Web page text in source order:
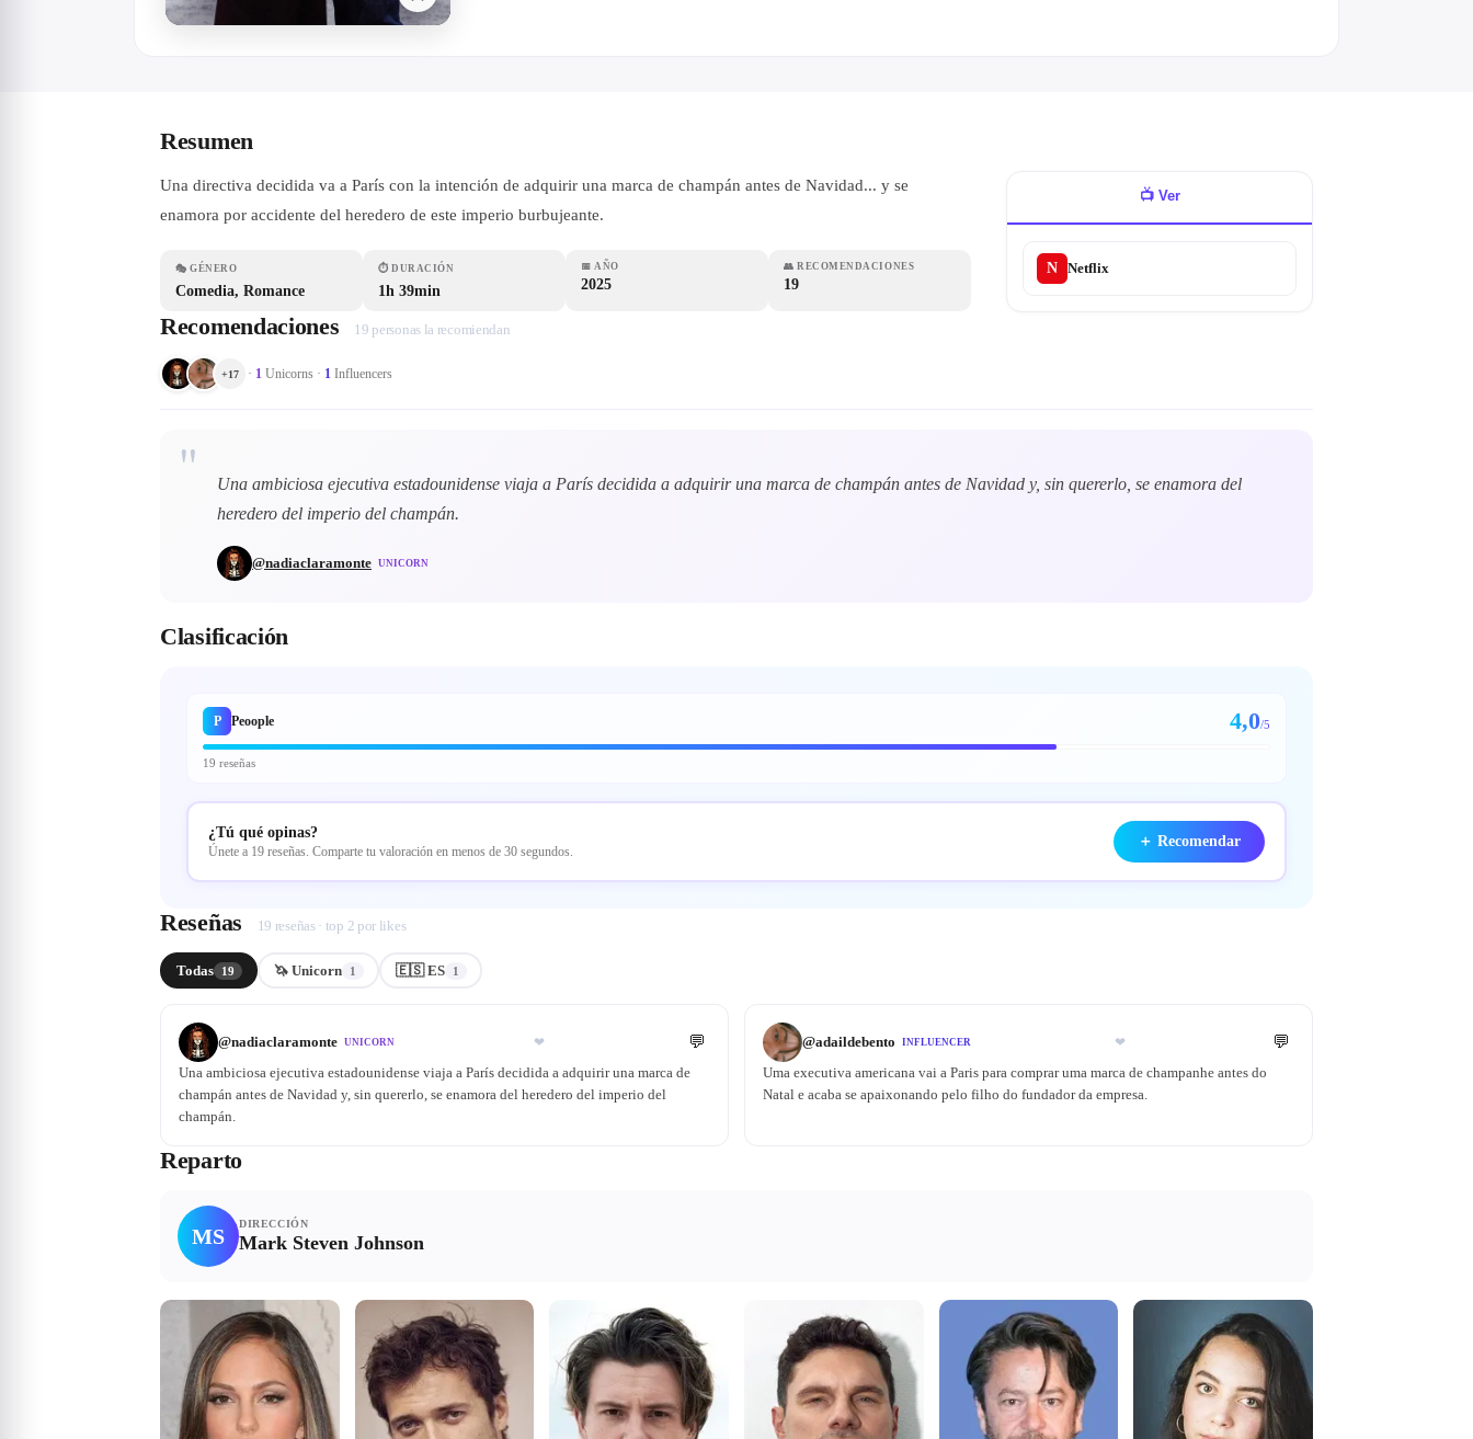
Resumen
Una directiva decidida va a París con la intención de adquirir una marca de champán antes de Navidad... y se
enamora por accidente del heredero de este imperio burbujeante.
🎭 GÉNERO
Comedia, Romance
⏱ DURACIÓN
1h 39min
📅 AÑO
2025
👥 RECOMENDACIONES
19
📺 Ver
N Netflix
Recomendaciones 19 personas la recomiendan
+17 · 1 Unicorns · 1 Influencers
"
Una ambiciosa ejecutiva estadounidense viaja a París decidida a adquirir una marca de champán antes de Navidad y, sin quererlo, se enamora del
heredero del imperio del champán.
@nadiaclaramonte UNICORN
Clasificación
P Peoople 4,0/5
19 reseñas
¿Tú qué opinas?
Únete a 19 reseñas. Comparte tu valoración en menos de 30 segundos.
＋ Recomendar
Reseñas 19 reseñas · top 2 por likes
Todas 19 🦄 Unicorn 1 🇪🇸 ES 1
@nadiaclaramonte UNICORN ❤ 💬
Una ambiciosa ejecutiva estadounidense viaja a París decidida a adquirir una marca de
champán antes de Navidad y, sin quererlo, se enamora del heredero del imperio del
champán.
@adaildebento INFLUENCER ❤ 💬
Uma executiva americana vai a Paris para comprar uma marca de champanhe antes do
Natal e acaba se apaixonando pelo filho do fundador da empresa.
Reparto
MS DIRECCIÓN
Mark Steven Johnson